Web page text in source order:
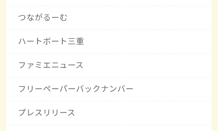
つながるーむ
ハートボート三重
ファミエニュース
フリーペーパーバックナンバー
プレスリリース